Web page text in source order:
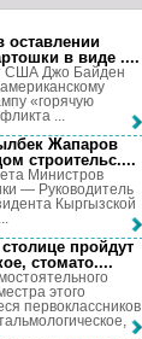
оставлении
в виде ....
США Джо Байден
«горячую
...
Жапаров
строительс....
Министров
— Руководитель
Кыргызской
пройдут
стомато....
этого
первоклассников
...